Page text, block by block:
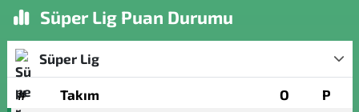
Süper Lig Puan Durumu
Süper Lig
# Takım O P